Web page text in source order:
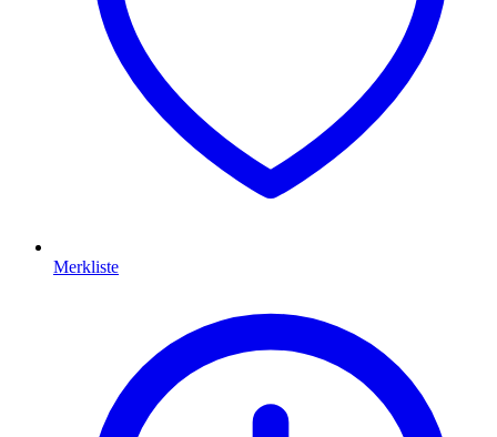
Merkliste